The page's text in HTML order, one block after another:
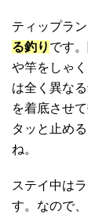
ティップラ
る釣り です
や竿をしゃ
は全く異な
を着底させ
タッと止め
ね。
ステイ中は
す。なので